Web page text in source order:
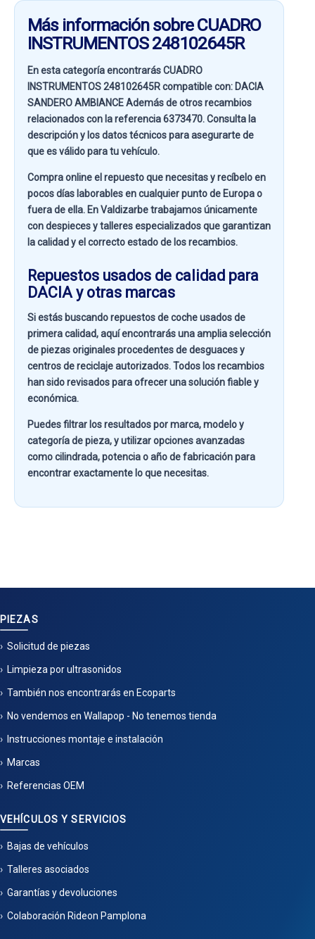
Más información sobre CUADRO
INSTRUMENTOS 248102645R
En esta categoría encontrarás CUADRO
INSTRUMENTOS 248102645R compatible con: DACIA
SANDERO AMBIANCEAdemás de otros recambios
relacionados con la referencia6373470. Consulta la
descripción y los datos técnicos para asegurarte de
que es válido para tu vehículo.
Compra online el repuesto que necesitas y recíbelo en
pocos días laborables en cualquier punto de Europa o
fuera de ella. EnValdizarbetrabajamos únicamente
con despieces y talleres especializados que garantizan
la calidad y el correcto estado de los recambios.
Repuestos usados de calidad para
DACIA y otras marcas
Si estás buscandorepuestos de coche usados de
primera calidad, aquí encontrarás una amplia selección
de piezas originales procedentes de desguaces y
centros de reciclaje autorizados. Todos los recambios
han sido revisados para ofrecer una solución fiable y
económica.
Puedes filtrar los resultados pormarca, modelo y
categoría de pieza, y utilizar opciones avanzadas
comocilindrada, potencia o año de fabricaciónpara
encontrar exactamente lo que necesitas.
PIEZAS
Solicitud de piezas
Limpieza por ultrasonidos
También nos encontrarás en Ecoparts
No vendemos en Wallapop - No tenemos tienda
Instrucciones montaje e instalación
Marcas
Referencias OEM
VEHÍCULOS Y SERVICIOS
Bajas de vehículos
Talleres asociados
Garantías y devoluciones
Colaboración Rideon Pamplona